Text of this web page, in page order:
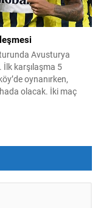
Avusturya
İlk karşılaşma 5
oynanırken,
olacak. İki maç
önce belirlenen